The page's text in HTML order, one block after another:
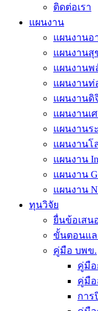
ติดต่อเรา
แผนงาน
แผนงานอ
แผนงานสุ
แผนงานพ
แผนงานท่
แผนงานดิ
แผนงานเ
แผนงาน
แผนงานโ
แผนงาน
แผนงาน
แผนงาน
ทุนวิจัย
ยื่นข้อเสน
ขั้นตอนแ
คู่มือ บพข.
คู่มือ
คู่มือ
การ